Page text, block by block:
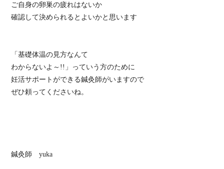
ご自身の卵巣の疲れはないか
確認して決められるとよいかと思います
「基礎体温の見方なんて
わからないよ～!!」っていう方のために
妊活サポートができる鍼灸師がいますので
ぜひ頼ってくださいね。
鍼灸師 yuka